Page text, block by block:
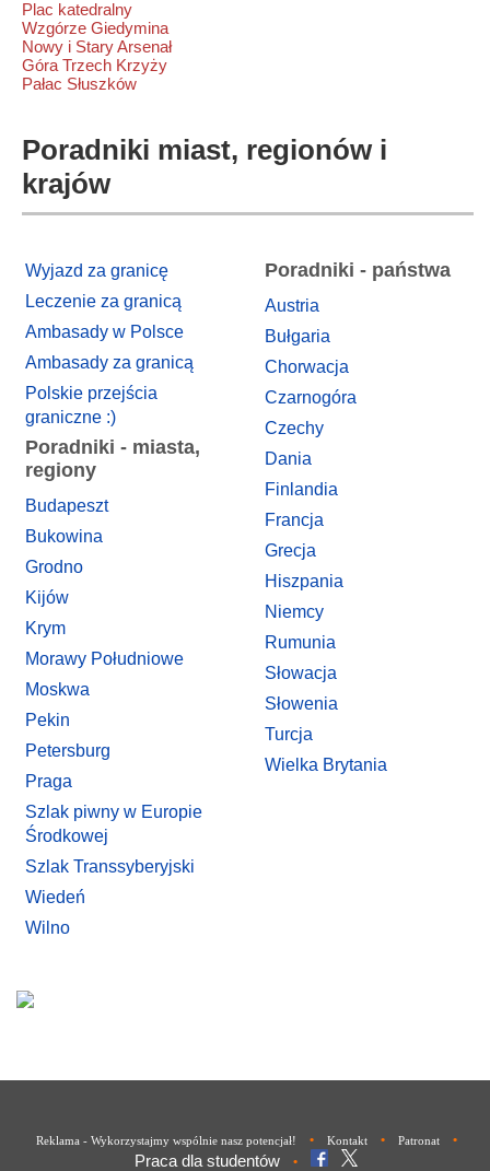
Plac katedralny
Wzgórze Giedymina
Nowy i Stary Arsenał
Góra Trzech Krzyży
Pałac Słuszków
Poradniki miast, regionów i
krajów
Wyjazd za granicę
Leczenie za granicą
Ambasady w Polsce
Ambasady za granicą
Polskie przejścia
graniczne :)
Poradniki - miasta,
regiony
Budapeszt
Bukowina
Grodno
Kijów
Krym
Morawy Południowe
Moskwa
Pekin
Petersburg
Praga
Szlak piwny w Europie
Środkowej
Szlak Transsyberyjski
Wiedeń
Wilno
Poradniki - państwa
Austria
Bułgaria
Chorwacja
Czarnogóra
Czechy
Dania
Finlandia
Francja
Grecja
Hiszpania
Niemcy
Rumunia
Słowacja
Słowenia
Turcja
Wielka Brytania
Reklama - Wykorzystajmy wspólnie nasz potencjał! • Kontakt • Patronat •
Praca dla studentów •